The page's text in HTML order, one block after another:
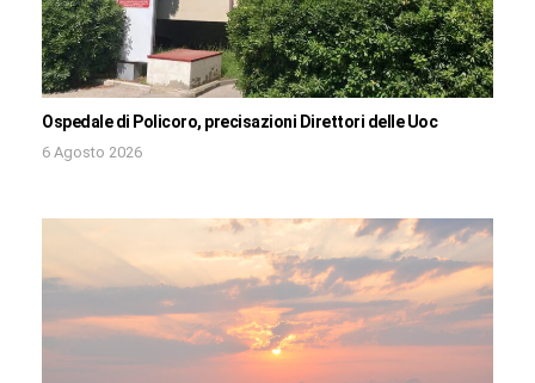
Ospedale di Policoro, precisazioni Direttori delle Uoc
6 Agosto 2026